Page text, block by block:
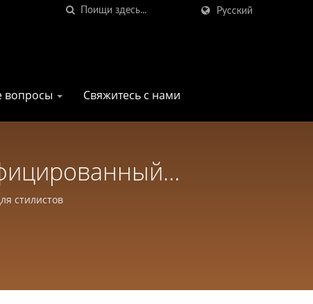
Русский
вопросы Свяжитесь с нами
Company Для
стилистов